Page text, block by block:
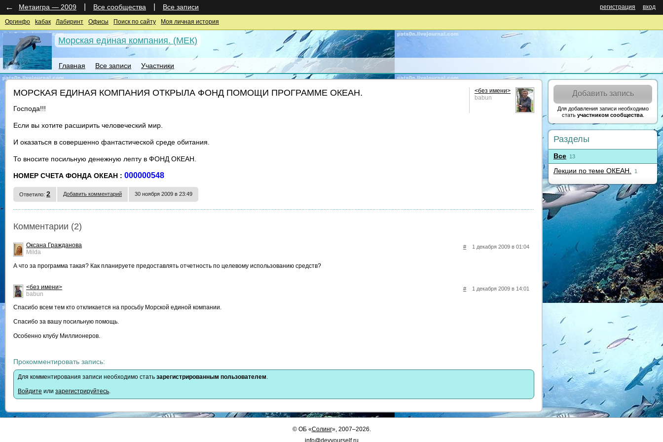
← Метаигра — 2009 вход
регистрация
Все сообщества Все записи
Оргинфо kaбак Лабиринт Офисы Поиск по сайту Моя личная история
Морская единая компания. (МЕК)
Главная Все записи Участники
<без имени>
babun
МОРСКАЯ ЕДИНАЯ КОМПАНИЯ ОТКРЫЛА ФОНД ПОМОЩИ ПРОГРАММЕ ОКЕАН.
Господа!!!
Если вы хотите расширить человеческий мир.
И оказаться в совершенно фантастической среде обитания.
То вносите посильную денежную лепту в ФОНД ОКЕАН.
НОМЕР СЧЕТА ФОНДА ОКЕАН : 000000548
Ответило: 2 Добавить комментарий 30 ноября 2009 в 23:49
Комментарии (2)
1 декабря 2009 в 01:04
#
Оксана Гражданова
Milda
А что за программа такая? Как планируете предоставлять отчетность по целевому использованию средств?
1 декабря 2009 в 14:01
#
<без имени>
babun
Спасибо всем тем кто откликается на просьбу Морской единой компании.
Спасибо за вашу посильную помощь.
Особенно клубу Миллионеров.
Прокомментировать запись:
Для комментирования записи необходимо стать зарегистрированным пользователем.
Войдите или зарегистрируйтесь.
Добавить запись
Для добавления записи необходимо
стать участником сообщества.
Разделы
Все 13
Лекции по теме ОКЕАН. 1
©ОБ «Солинг», 2007–2026.
info@devyourself.ru